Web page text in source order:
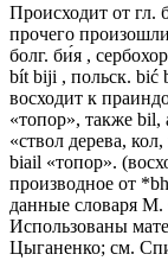
Происходит от гл.
прочего
болг. би́я ,
bít biji , польск. bić
восходит к
«топор», также bil,
«ствол дерева,
biail «топор».
производное от
данные словаря
Использованы
Цыганенко; см.